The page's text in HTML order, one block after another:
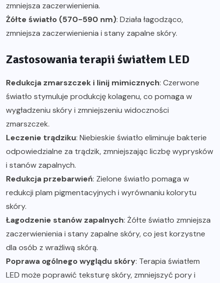
zmniejsza zaczerwienienia.
Żółte światło (570-590 nm): Działa łagodząco,
zmniejsza zaczerwienienia i stany zapalne skóry.
Zastosowania terapii światłem LED
Redukcja zmarszczek i linij mimicznych: Czerwone
światło stymuluje produkcję kolagenu, co pomaga w
wygładzeniu skóry i zmniejszeniu widoczności
zmarszczek.
Leczenie trądziku: Niebieskie światło eliminuje bakterie
odpowiedzialne za trądzik, zmniejszając liczbę wyprysków
i stanów zapalnych.
Redukcja przebarwień: Zielone światło pomaga w
redukcji plam pigmentacyjnych i wyrównaniu kolorytu
skóry.
Łagodzenie stanów zapalnych: Żółte światło zmniejsza
zaczerwienienia i stany zapalne skóry, co jest korzystne
dla osób z wrażliwą skórą.
Poprawa ogólnego wyglądu skóry: Terapia światłem
LED może poprawić teksturę skóry, zmniejszyć pory i